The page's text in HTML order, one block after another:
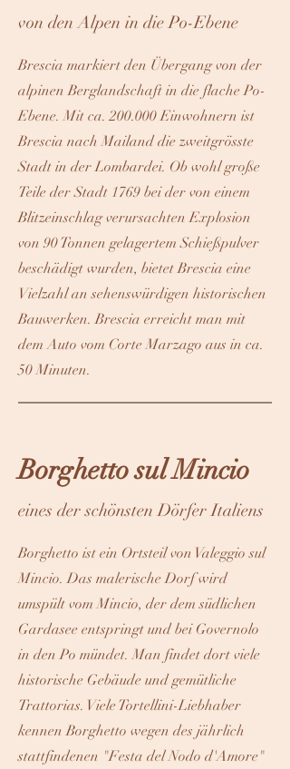
von den Alpen in die Po-Ebene
Brescia markiert den Übergang von der
alpinen Berglandschaft in die flache Po-
Ebene. Mit ca. 200.000 Einwohnern ist
Brescia nach Mailand die zweitgrösste
Stadt in der Lombardei. Ob wohl große
Teile der Stadt 1769 bei der von einem
Blitzeinschlag verursachten Explosion
von 90 Tonnen gelagertem Schießpulver
beschädigt wurden, bietet Brescia eine
Vielzahl an sehenswürdigen historischen
Bauwerken. Brescia erreicht man mit
dem Auto vom Corte Marzago aus in ca.
50 Minuten.
Borghetto sul Mincio
eines der schönsten Dörfer Italiens
Borghetto ist ein Ortsteil von Valeggio sul
Mincio. Das malerische Dorf wird
umspült vom Mincio, der dem südlichen
Gardasee entspringt und bei Governolo
in den Po mündet. Man findet dort viele
historische Gebäude und gemütliche
Trattorias. Viele Tortellini-Liebhaber
kennen Borghetto wegen des jährlich
stattfindenen "Festa del Nodo d'Amore"